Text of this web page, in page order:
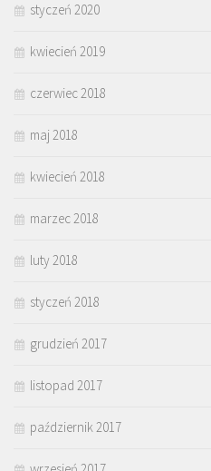
styczeń 2020
kwiecień 2019
czerwiec 2018
maj 2018
kwiecień 2018
marzec 2018
luty 2018
styczeń 2018
grudzień 2017
listopad 2017
październik 2017